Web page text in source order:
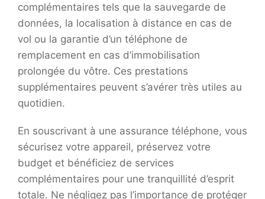
complémentaires tels que la sauvegarde de
données, la localisation à distance en cas de
vol ou la garantie d’un téléphone de
remplacement en cas d’immobilisation
prolongée du vôtre. Ces prestations
supplémentaires peuvent s’avérer très utiles au
quotidien.
En souscrivant à une assurance téléphone, vous
sécurisez votre appareil, préservez votre
budget et bénéficiez de services
complémentaires pour une tranquillité d’esprit
totale. Ne négligez pas l’importance de protéger